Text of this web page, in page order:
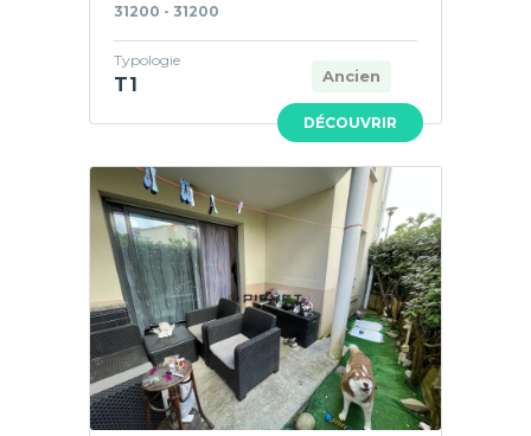
DÉCOUVRIR
31200 - 31200
Ancien
Typologie
T1